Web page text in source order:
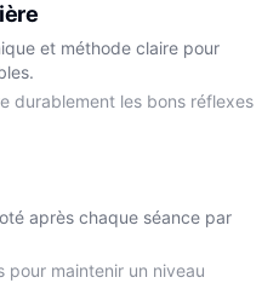
et méthode claire pour
durablement les bons réflexes
après chaque séance par
pour maintenir un niveau